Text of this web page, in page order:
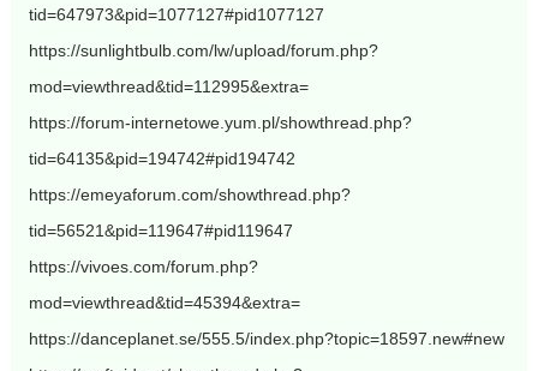
tid=647973&pid=1077127#pid1077127
https://sunlightbulb.com/lw/upload/forum.php?
mod=viewthread&tid=112995&extra=
https://forum-internetowe.yum.pl/showthread.php?
tid=64135&pid=194742#pid194742
https://emeyaforum.com/showthread.php?
tid=56521&pid=119647#pid119647
https://vivoes.com/forum.php?
mod=viewthread&tid=45394&extra=
https://danceplanet.se/555.5/index.php?topic=18597.new#new